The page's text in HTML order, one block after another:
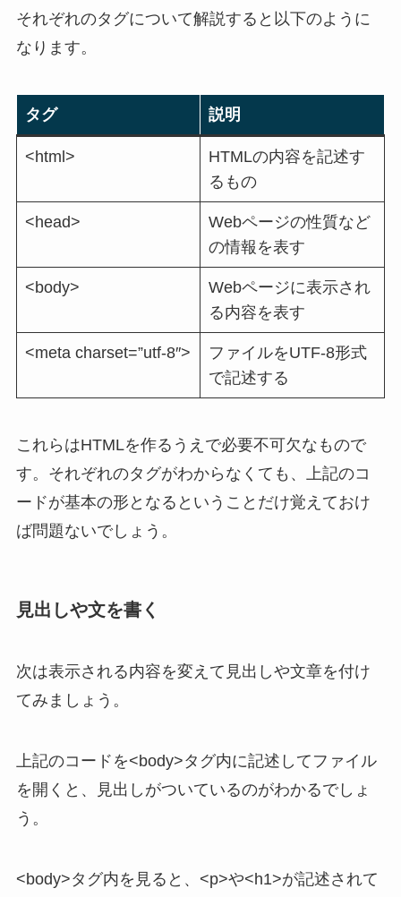
それぞれのタグについて解説すると以下のように
なります。
タグ 説明
<html>
HTMLの内容を記述す
るもの
<head>
Webページの性質など
の情報を表す
<body>
Webページに表示され
る内容を表す
<meta charset=”utf-8″>
ファイルをUTF-8形式
で記述する
これらはHTMLを作るうえで必要不可欠なもので
す。それぞれのタグがわからなくても、上記のコ
ードが基本の形となるということだけ覚えておけ
ば問題ないでしょう。
見出しや文を書く
次は表示される内容を変えて見出しや文章を付け
てみましょう。
上記のコードを<body>タグ内に記述してファイル
を開くと、見出しがついているのがわかるでしょ
う。
<body>タグ内を見ると、<p>や<h1>が記述されて